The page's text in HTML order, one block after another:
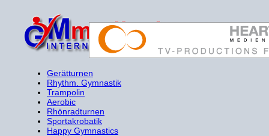
Gerätturnen
Rhythm. Gymnastik
Trampolin
Aerobic
Rhönradturnen
Sportakrobatik
Happy Gymnastics